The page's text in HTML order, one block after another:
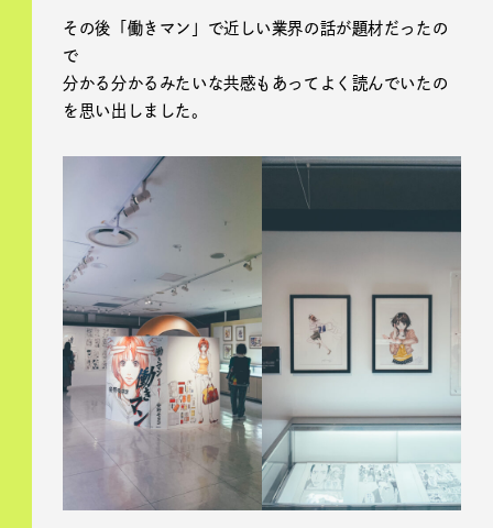
その後「働きマン」で近しい業界の話が題材だったの
で
分かる分かるみたいな共感もあってよく読んでいたの
を思い出しました。